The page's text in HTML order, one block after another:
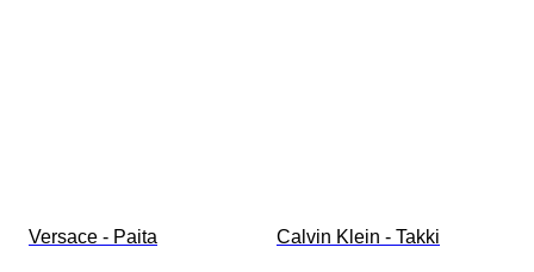
Versace - Paita Calvin Klein - Takki